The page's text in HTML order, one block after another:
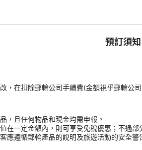
預訂須知
，在扣除郵輪公司手續費(金額視乎郵輪公
，且任何物品和現金均需申報。
在一定金額內，則可享受免稅優惠；不過部
應遵循郵輪產品的說明及旅遊活動的安全